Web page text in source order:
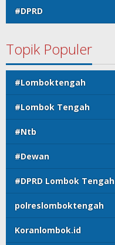
#DPRD
Topik Populer
#Lomboktengah
#Lombok Tengah
#Ntb
#Dewan
#DPRD Lombok Tengah
polreslomboktengah
Koranlombok.id